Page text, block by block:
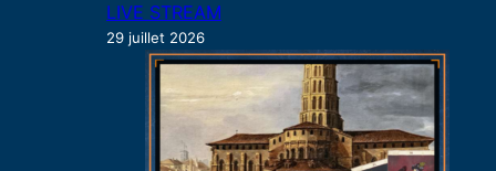
LIVE STREAM
29 juillet 2026